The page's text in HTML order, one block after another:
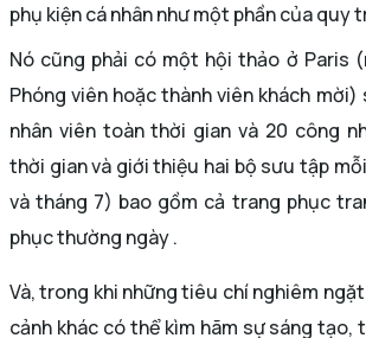
phụ kiện cá nhân như một phần của quy
Nó cũng phải có một hội thảo ở Paris
Phóng viên hoặc thành viên khách mời)
nhân viên toàn thời gian và 20 công
thời gian và giới thiệu hai bộ sưu tập
và tháng 7) bao gồm cả trang phục
phục thường ngày .
Và, trong khi những tiêu chí nghiêm
cảnh khác có thể kìm hãm sự sáng tạo,